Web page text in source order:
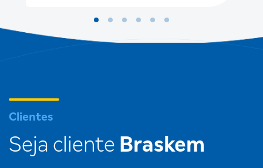
Clientes
Seja cliente Braskem